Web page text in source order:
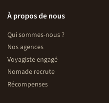
À propos de nous
Qui sommes-nous ?
Nos agences
Voyagiste engagé
Nomade recrute
Récompenses